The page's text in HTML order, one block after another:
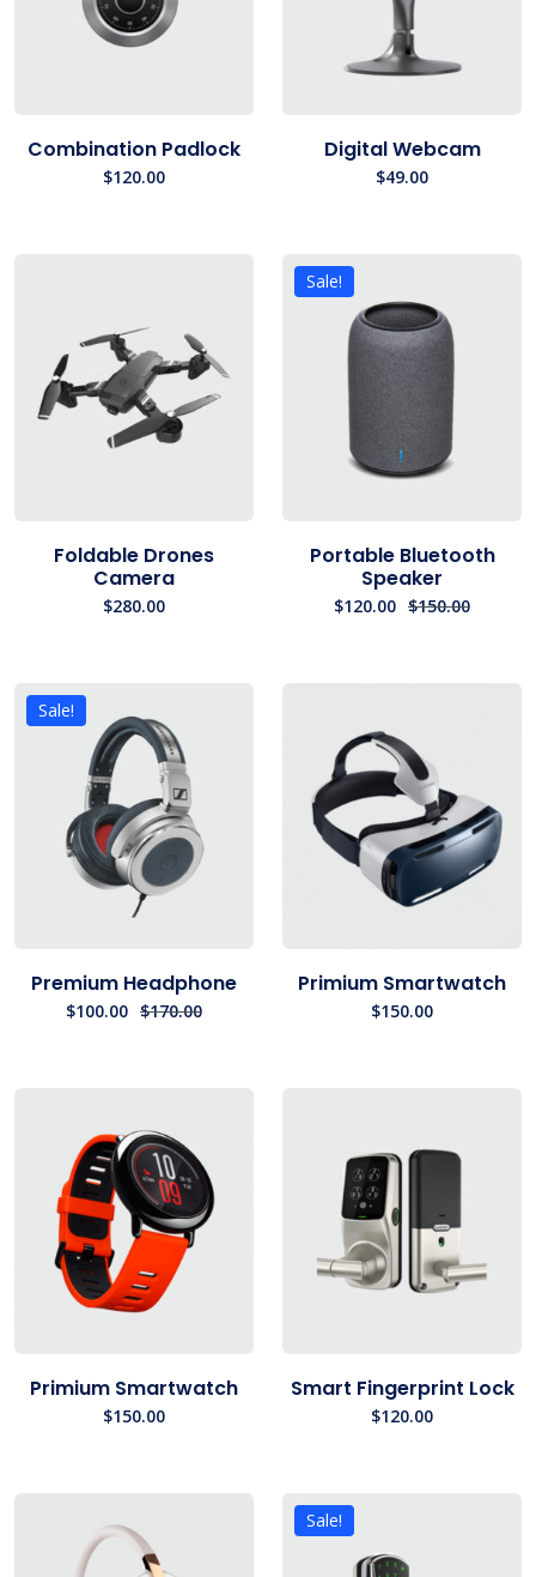
Combination Padlock
$120.00
Digital Webcam
$49.00
Foldable Drones
Camera
$280.00
Sale!
Portable Bluetooth
Speaker
$150.00
$120.00
Sale!
Premium Headphone
$170.00
$100.00
Primium Smartwatch
$150.00
Primium Smartwatch
$150.00
Smart Fingerprint Lock
$120.00
Sale!